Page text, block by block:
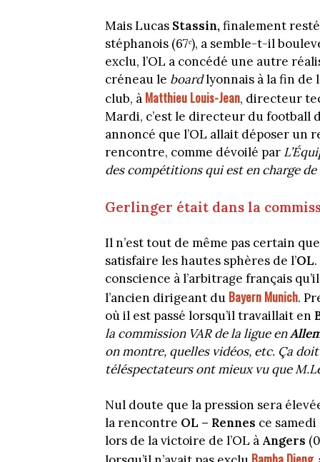
Mais Lucas Stassin,finalement
stéphanois (67ᵉ), a semble-t-il
exclu, l’OL a concédé une autre
créneau le boardlyonnais à la fin de
club, à Matthieu Louis-Jean, directeur
Mardi, c’est le directeur du football
annoncé que l’OL allait déposer un
rencontre, comme dévoilé par
des compétitions qui est en charge
Gerlinger était dans la
Il n’est tout de même pas certain
satisfaire les hautes sphères de l’OL
conscience à l’arbitrage français
l’ancien dirigeant du Bayern Munich.
où il est passé lorsqu’il travaillait en
la commission VAR de la ligue en
on montre, quelles vidéos, etc. Ça
téléspectateurs ont mieux vu que
Nul doute que la pression sera
la rencontre OL – Rennes ce
lors de la victoire de l’OL à Angers